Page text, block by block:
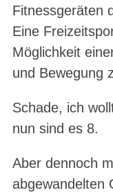
Fitnessgeräten
Eine
Möglichkeit
und Bewegung
Schade, ich
nun sind es 8.
Aber dennoch
abgewandelten